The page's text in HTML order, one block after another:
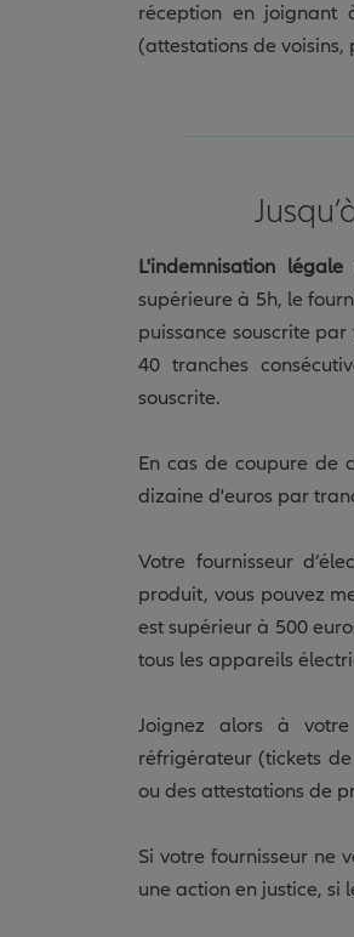
réception en joignant
(attestations de voisins,
L'indemnisation
supérieure à 5h, le
puissance souscrite
40 tranches
souscrite.
En cas de coupure de
dizaine d'euros par
Votre fournisseur
produit, vous pouvez
est supérieur à 500
tous les appareils
Joignez alors à votre
réfrigérateur (tickets
ou des attestations de
Si votre fournisseur ne
une action en justice, si